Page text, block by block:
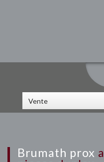
Vente
brumath prox